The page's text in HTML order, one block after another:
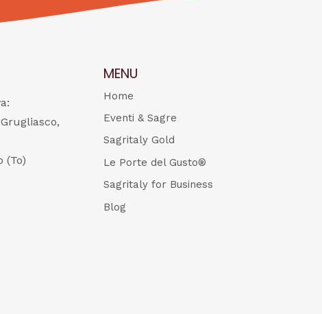
(To)
MENU
Home
Eventi & Sagre
Sagritaly Gold
Le Porte del Gusto®
Sagritaly for Business
Blog